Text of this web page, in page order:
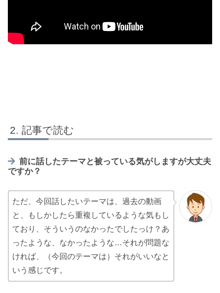
記事で読む
前に話したテーマと被っている気がしますが大丈夫
ですか？
ただ、今回話したいテーマは、過去の動画
と、もしかしたら重複しているような気もし
ており、そういうのなかったでしたっけ？あ
ったような、なかったような…それが問題な
ければ、（今回のテーマは）それがいいなと
いう感じです。